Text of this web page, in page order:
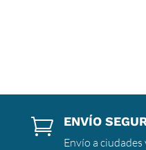
 ENVÍO
Envío a